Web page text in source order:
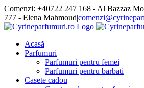
Skip
to
content
Comenzi: +40722 247 168 - Al Bazzaz
777 - Elena Mahmoud|
Facebook
Acasă
Parfumuri
Parfumuri pentru femei
Parfumuri pentru barbati
Casete cadou